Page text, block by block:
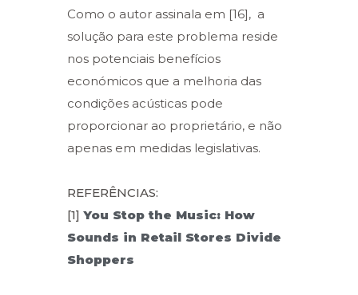
Como o autor assinala em [16], a
solução para este problema reside
nos potenciais benefícios
económicos que a melhoria das
condições acústicas pode
proporcionar ao proprietário, e não
apenas em medidas legislativas.
REFERÊNCIAS:
[1] You Stop the Music: How
Sounds in Retail Stores Divide
Shoppers